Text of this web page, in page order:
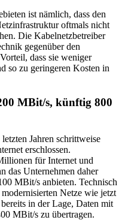
ist nämlich, dass den
oftmals nicht
Die Kabelnetzbetreiber
gegenüber den
dass sie weniger
so zu geringeren Kosten in
MBit/s, künftig 800
Jahren schrittweise
erschlossen.
für Internet und
das Unternehmen daher
MBit/s anbieten. Technisch
Netze wie jetzt
in der Lage, Daten mit
MBit/s zu übertragen.